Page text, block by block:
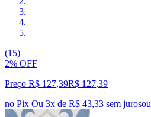
(15)
2% OFF
Preço R$ 127,39R$ 127,39
no Pix Ou 3x de R$ 43,33 sem jurosou